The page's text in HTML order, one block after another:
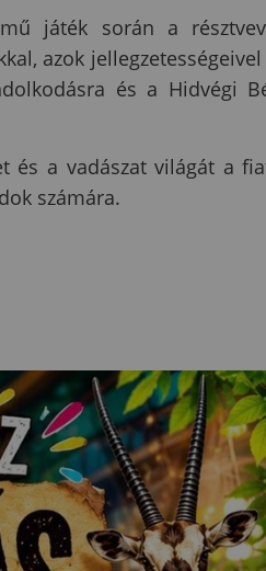
játék során a
azok jellegzetességeivel
és a Hidvégi
és a vadászat világát a
számára.